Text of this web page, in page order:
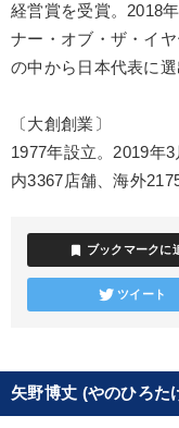
経営賞を受賞。2018
ナー・オブ・ザ・イ
の中から日本代表に選
〔大創創業〕
1977年設立。2019年
内3367店舗、海外
bookmark ブックマークに
ツイート
矢野博丈 (やのひろた